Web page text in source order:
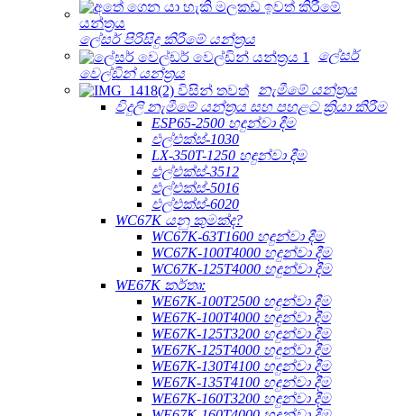
ලේසර් පිරිසිදු කිරීමේ යන්ත්‍රය
ලේසර්
වෙල්ඩින් යන්ත්‍රය
නැමීමේ යන්ත්‍රය
විදුලි නැමීමේ යන්ත්‍රය සහ පහළට ක්‍රියා කිරීම
ESP65-2500 හඳුන්වා දීම
එල්එක්ස්-1030
LX-350T-1250 හඳුන්වා දීම
එල්එක්ස්-3512
එල්එක්ස්-5016
එල්එක්ස්-6020
WC67K යනු කුමක්ද?
WC67K-63T1600 හඳුන්වා දීම
WC67K-100T4000 හඳුන්වා දීම
WC67K-125T4000 හඳුන්වා දීම
WE67K කර්තෘ:
WE67K-100T2500 හඳුන්වා දීම
WE67K-100T4000 හඳුන්වා දීම
WE67K-125T3200 හඳුන්වා දීම
WE67K-125T4000 හඳුන්වා දීම
WE67K-130T4100 හඳුන්වා දීම
WE67K-135T4100 හඳුන්වා දීම
WE67K-160T3200 හඳුන්වා දීම